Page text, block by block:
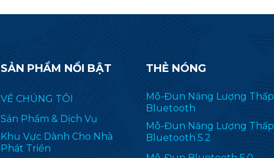
SẢN PHẨM NỔI BẬT
VỀ CHÚNG TÔI
Sản Phẩm & Dịch Vụ
Khu Vực Dành Cho Nhà
Phát Triển
THẺ NÓNG
Mô-Đun Năng Lượng Thấp
Bluetooth
Mô-Đun Năng Lượng Thấp
Bluetooth 5.2